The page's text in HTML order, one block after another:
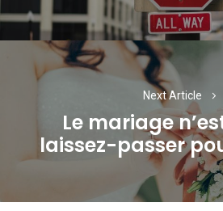
Next Article
Next
post:
Le mariage
laissez-passer